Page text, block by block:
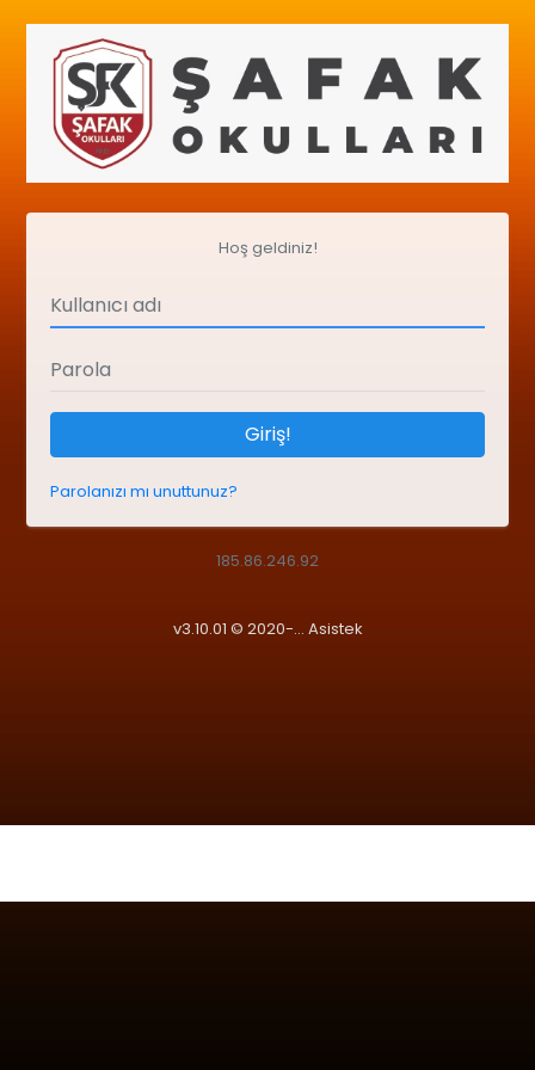
Hoş geldiniz!
Giriş!
Parolanızı mı unuttunuz?
185.86.246.92
v3.10.01 © 2020-... Asistek